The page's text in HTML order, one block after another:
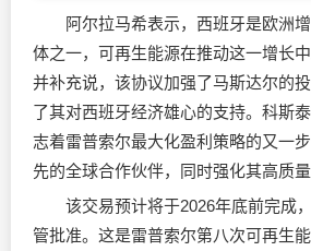
阿尔拉马希表示，西班牙是欧洲增
体之一，可再生能源在推动这一增长中
并补充说，该协议加强了马斯达尔的
了其对西班牙经济雄心的支持。科斯
志着雷普索尔最大化盈利策略的又一
先的全球合作伙伴，同时强化其高质量
该交易预计将于2026年底前完成
管批准。这是雷普索尔第八次可再生